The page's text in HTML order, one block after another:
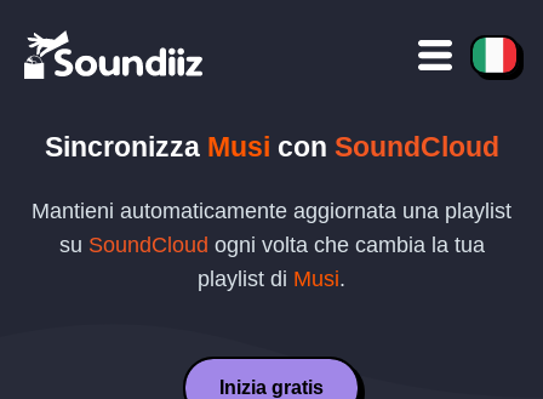
Sincronizza Musi con SoundCloud
Mantieni automaticamente aggiornata una playlist
su SoundCloud ogni volta che cambia la tua
playlist di Musi.
Inizia gratis